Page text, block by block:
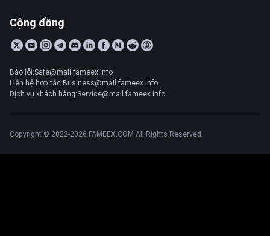
Cộng đồng
Báo lỗi:Safe@mail.fameex.info
Liên hệ hợp tác:Business@mail.fameex.info
Dịch vụ khách hàng:Service@mail.fameex.info
Copyright © 2022-2026 FAMEEX.COM All Rights Reserved